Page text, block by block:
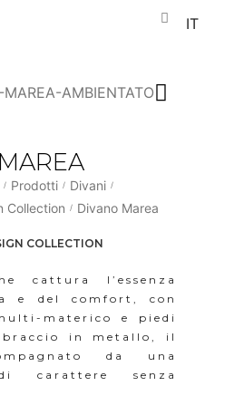
IT
MAREA
/ Prodotti / Divani /
Collection / Divano Marea
COLLECTION
cattura l’essenza
e del comfort, con
materico e piedi
in metallo, il
da una
carattere senza